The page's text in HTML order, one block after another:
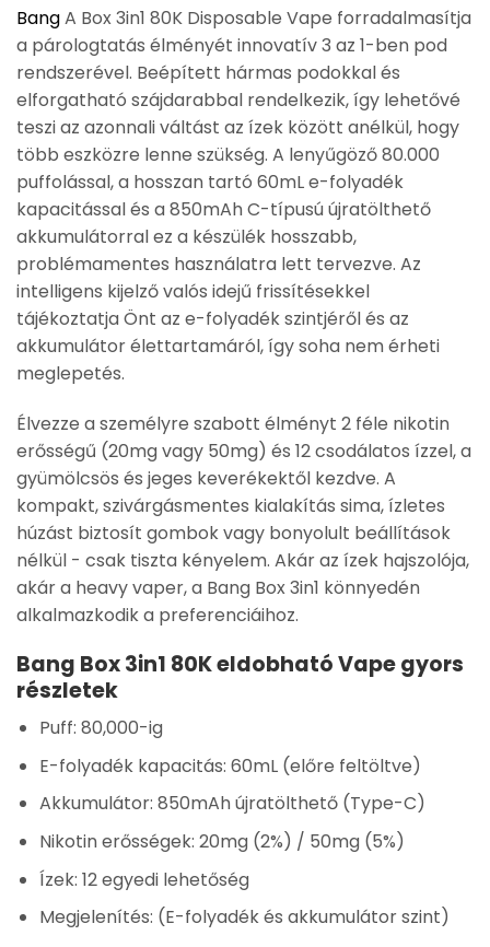
BangA Box 3in1 80K Disposable Vape forradalmasítja
a párologtatás élményét innovatív 3 az 1-ben pod
rendszerével. Beépített hármas podokkal és
elforgatható szájdarabbal rendelkezik, így lehetővé
teszi az azonnali váltást az ízek között anélkül, hogy
több eszközre lenne szükség. A lenyűgöző 80.000
puffolással, a hosszan tartó 60mL e-folyadék
kapacitással és a 850mAh C-típusú újratölthető
akkumulátorral ez a készülék hosszabb,
problémamentes használatra lett tervezve. Az
intelligens kijelző valós idejű frissítésekkel
tájékoztatja Önt az e-folyadék szintjéről és az
akkumulátor élettartamáról, így soha nem érheti
meglepetés.
Élvezze a személyre szabott élményt 2 féle nikotin
erősségű (20mg vagy 50mg) és 12 csodálatos ízzel, a
gyümölcsös és jeges keverékektől kezdve. A
kompakt, szivárgásmentes kialakítás sima, ízletes
húzást biztosít gombok vagy bonyolult beállítások
nélkül - csak tiszta kényelem. Akár az ízek hajszolója,
akár a heavy vaper, a Bang Box 3in1 könnyedén
alkalmazkodik a preferenciáihoz.
Bang Box 3in1 80K eldobható Vape gyors
részletek
Puff: 80,000-ig
E-folyadék kapacitás: 60mL (előre feltöltve)
Akkumulátor: 850mAh újratölthető (Type-C)
Nikotin erősségek: 20mg (2%) / 50mg (5%)
Ízek: 12 egyedi lehetőség
Megjelenítés: (E-folyadék és akkumulátor szint)